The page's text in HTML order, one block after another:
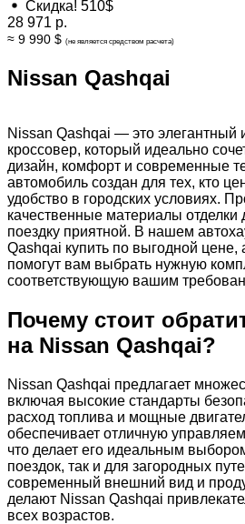
Скидка! 510$
28 971 р.
≈ 9 990 $ (не является средством расчета)
Nissan Qashqai
Nissan Qashqai — это элегантный
кроссовер, который идеально
дизайн, комфорт и современные
автомобиль создан для тех, кто
удобство в городских условиях.
качественные материалы
поездку приятной. В нашем
Qashqai купить по выгодной
помогут вам выбрать нужную
соответствующую вашим
Почему стоит
на Nissan Qashqai?
Nissan Qashqai предлагает
включая высокие стандарты
расход топлива и мощные
обеспечивает отличную
что делает его идеальным
поездок, так и для загородных
современный внешний вид и
делают Nissan Qashqai
всех возрастов.